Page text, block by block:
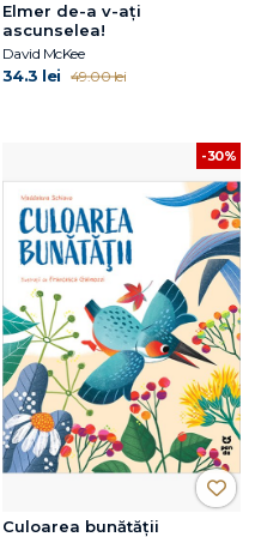
Elmer de-a v-ați
ascunselea!
David McKee
34.3 lei 49.00 lei
-30%
Culoarea bunătății